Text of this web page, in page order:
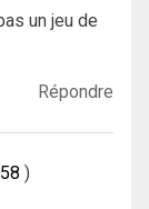
un jeu de
Répondre